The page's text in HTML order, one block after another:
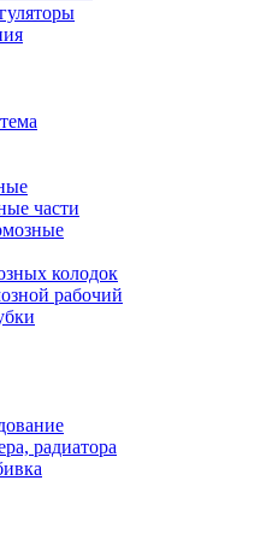
части
колодок
рабочий
радиатора